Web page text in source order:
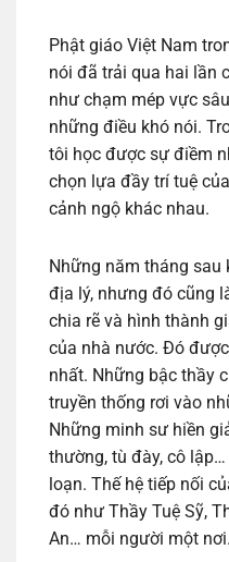
Phật giáo Việt Nam
nói đã trải qua hai lần
như chạm mép vực
những điều khó nói.
tôi học được sự điềm
chọn lựa đầy trí tuệ
cảnh ngộ khác nhau.
Những năm tháng sau
địa lý, nhưng đó cũng
chia rẽ và hình thành
của nhà nước. Đó
nhất. Những bậc thầy
truyền thống rơi vào
Những minh sư hiền
thường, tù đày, cô
loạn. Thế hệ tiếp nối
đó như Thầy Tuệ Sỹ,
An… mỗi người một nơi.